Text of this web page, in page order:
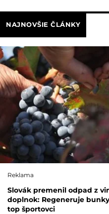
NAJNOVŠIE ČLÁNKY
Reklama
Slovák premenil odpad z
doplnok: Regeneruje
top športovci